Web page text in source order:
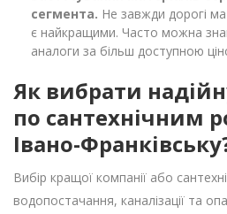
сегмента. Не завжди дорогі
є найкращими. Часто можна
аналоги за більш доступною
Як вибрати
по сантехнічним
Івано-
Вибір кращої компанії або
водопостачання, каналізації та